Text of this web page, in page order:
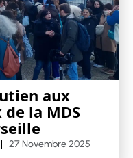
aux
la MDS
27 Novembre 2025